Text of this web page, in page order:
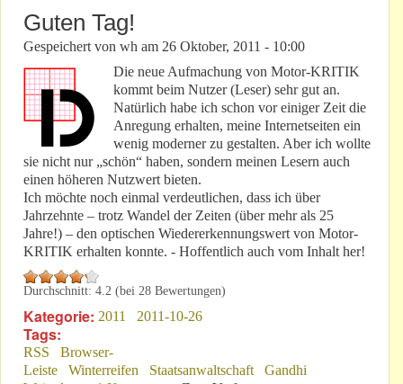
Guten Tag!
Gespeichert von wh am 26 Oktober, 2011 - 10:00
Die neue Aufmachung von Motor-KRITIK
kommt beim Nutzer (Leser) sehr gut an.
Natürlich habe ich schon vor einiger Zeit die
Anregung erhalten, meine Internetseiten ein
wenig moderner zu gestalten. Aber ich wollte
sie nicht nur „schön“ haben, sondern meinen Lesern auch
einen höheren Nutzwert bieten.
Ich möchte noch einmal verdeutlichen, dass ich über
Jahrzehnte – trotz Wandel der Zeiten (über mehr als 25
Jahre!) – den optischen Wiedererkennungswert von Motor-
KRITIK erhalten konnte. - Hoffentlich auch vom Inhalt her!
Durchschnitt: 4.2 (bei 28 Bewertungen)
Kategorie: 2011 2011-10-26
Tags:
RSS
Browser-
Leiste
Winterreifen Staatsanwaltschaft
Gandhi